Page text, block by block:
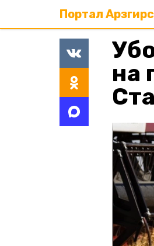
Портал
на